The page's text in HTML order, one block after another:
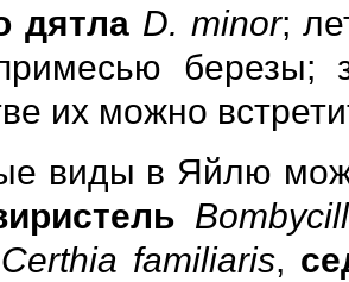
дятла D. minor;
березы;
их можно
виды в Яйлю
Certhia familiaris,